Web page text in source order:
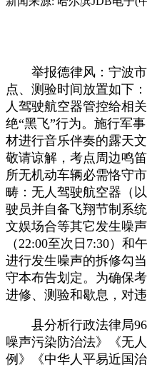
举报德律风：宁波市
点、测验时间放置如下
人驾驶航空器管控给相
绝“黑飞”行为。施行军
材进行音乐伴奏的露天
敬请谅解，考点周边鸣
所无机动车辆必需恪守
畴：无人驾驶航空器（
驶员并自备飞翔节制系
文娱场合等其它发生噪
（22:00至次日7:30）和
进行发生噪声的拆修勾
守本布告划定。为确保
进修、测验和歇息，对
县分析行政法律局
噪声污染防治法》《无
例》《中华人平易近国